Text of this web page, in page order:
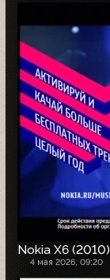
Nokia X6
4 мая 2026, 09:20